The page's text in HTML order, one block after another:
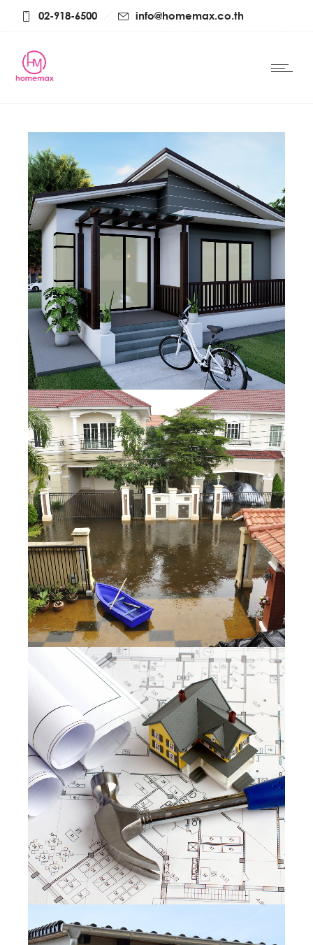
02-918-6500 info@homemax.co.th